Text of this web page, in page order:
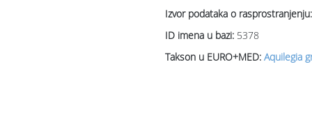
Izvor podataka o rasprostranjenju:
ID imena u bazi: 5378
Takson u EURO+MED: Aquilegia